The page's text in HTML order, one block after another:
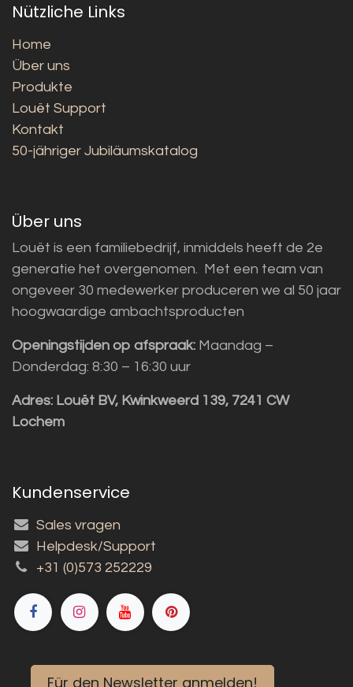
Nützliche Links
Home
Über uns
Produkte
Louët Support
Kontakt
50-jähriger Jubiläumskatalog
Über uns
Louët is een familiebedrijf, inmiddels heeft de 2e
generatie het overgenomen. Met een team van
ongeveer 30 medewerker produceren we al 50 jaar
hoogwaardige ambachtsproducten
Openingstijden op afspraak: Maandag –
Donderdag: 8:30 – 16:30 uur
Adres: Louët BV, Kwinkweerd 139, 7241 CW
Lochem
Kundenservice
Sales vragen
Helpdesk/Support
+31 (0)573 252229
Für den Newsletter anmelden!